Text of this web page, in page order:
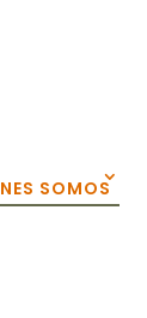
SOMOS